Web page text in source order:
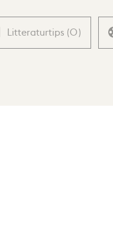
Litteraturtips (0)